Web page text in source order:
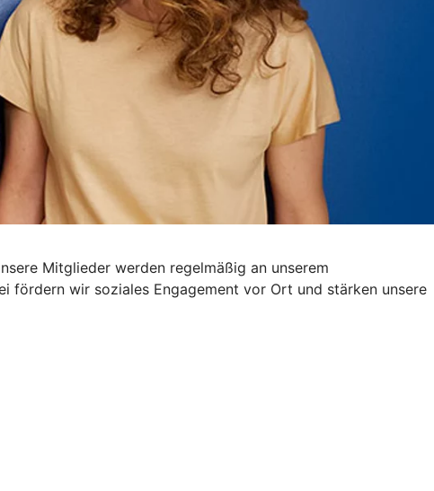
Mitglieder werden regelmäßig an unserem
wir soziales Engagement vor Ort und stärken unsere